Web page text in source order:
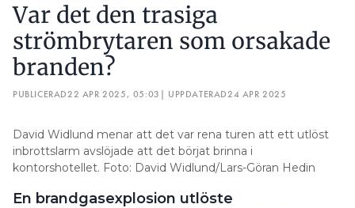
Var det den trasiga
strömbrytaren som orsakade
branden?
PUBLICERAD22 APR 2025, 05:03 | UPPDATERAD24 APR 2025
David Widlund menar att det var rena turen att ett utlöst
inbrottslarm avslöjade att det börjat brinna i
kontorshotellet. Foto: David Widlund/Lars-Göran Hedin
En brandgasexplosion utlöste